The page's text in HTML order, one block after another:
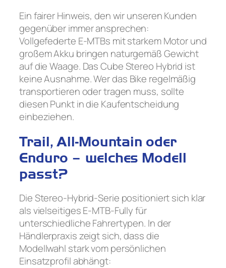
Ein fairer Hinweis, den wir unseren Kunden
gegenüber immer ansprechen:
Vollgefederte E-MTBs mit starkem Motor und
großem Akku bringen naturgemäß Gewicht
auf die Waage. Das Cube Stereo Hybrid ist
keine Ausnahme. Wer das Bike regelmäßig
transportieren oder tragen muss, sollte
diesen Punkt in die Kaufentscheidung
einbeziehen.
Trail, All-Mountain oder
Enduro – welches Modell
passt?
Die Stereo-Hybrid-Serie positioniert sich klar
als vielseitiges E-MTB-Fully für
unterschiedliche Fahrertypen. In der
Händlerpraxis zeigt sich, dass die
Modellwahl stark vom persönlichen
Einsatzprofil abhängt: